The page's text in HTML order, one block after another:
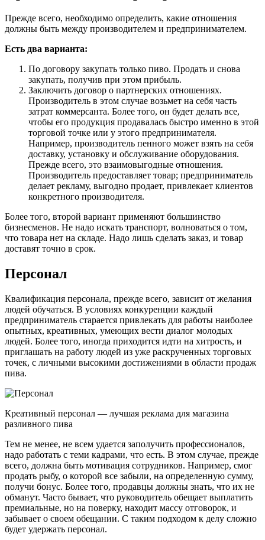
Прежде всего, необходимо определить, какие отношения
должны быть между производителем и предпринимателем.
Есть два варианта:
По договору закупать только пиво. Продать и снова
закупать, получив при этом прибыль.
Заключить договор о партнерских отношениях.
Производитель в этом случае возьмет на себя часть
затрат коммерсанта. Более того, он будет делать все,
чтобы его продукция продавалась быстро именно в этой
торговой точке или у этого предпринимателя.
Например, производитель пенного может взять на себя
доставку, установку и обслуживание оборудования.
Прежде всего, это взаимовыгодные отношения.
Производитель предоставляет товар; предприниматель
делает рекламу, выгодно продает, привлекает клиентов
конкретного производителя.
Более того, второй вариант применяют большинство
бизнесменов. Не надо искать транспорт, волноваться о том,
что товара нет на складе. Надо лишь сделать заказ, и товар
доставят точно в срок.
Персонал
Квалификация персонала, прежде всего, зависит от желания
людей обучаться. В условиях конкуренции каждый
предприниматель старается привлекать для работы наиболее
опытных, креативных, умеющих вести диалог молодых
людей. Более того, иногда приходится идти на хитрость, и
приглашать на работу людей из уже раскрученных торговых
точек, с личными высокими достижениями в области продаж
пива.
Креативный персонал — лучшая реклама для магазина
разливного пива
Тем не менее, не всем удается заполучить профессионалов,
надо работать с теми кадрами, что есть. В этом случае, прежде
всего, должна быть мотивация сотрудников. Например, смог
продать рыбу, о которой все забыли, на определенную сумму,
получи бонус. Более того, продавцы должны знать, что их не
обманут. Часто бывает, что руководитель обещает выплатить
премиальные, но на поверку, находит массу отговорок, и
забывает о своем обещании. С таким подходом к делу сложно
будет удержать персонал.